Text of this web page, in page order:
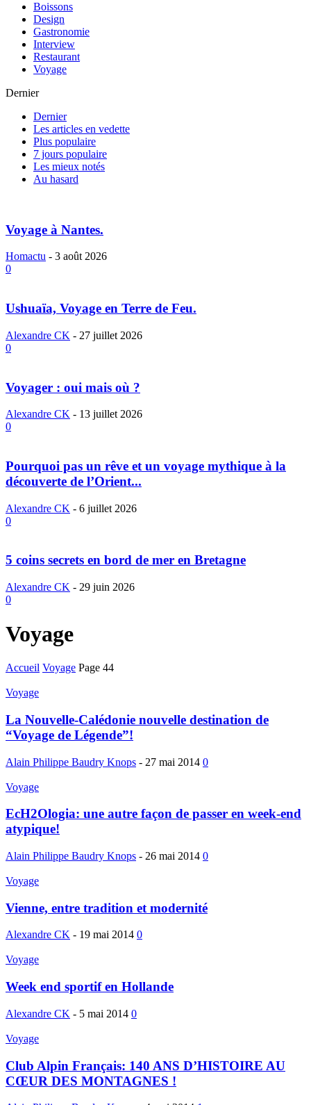
Boissons
Design
Gastronomie
Interview
Restaurant
Voyage
Dernier
Dernier
Les articles en vedette
Plus populaire
7 jours populaire
Les mieux notés
Au hasard
Voyage à Nantes.
Homactu - 3 août 2026
0
Ushuaïa, Voyage en Terre de Feu.
Alexandre CK - 27 juillet 2026
0
Voyager : oui mais où ?
Alexandre CK - 13 juillet 2026
0
Pourquoi pas un rêve et un voyage mythique à la
découverte de l’Orient...
Alexandre CK - 6 juillet 2026
0
5 coins secrets en bord de mer en Bretagne
Alexandre CK - 29 juin 2026
0
Voyage
Accueil Voyage Page 44
Voyage
La Nouvelle-Calédonie nouvelle destination de
“Voyage de Légende”!
Alain Philippe Baudry Knops - 27 mai 2014 0
Voyage
EcH2Ologia: une autre façon de passer en week-end
atypique!
Alain Philippe Baudry Knops - 26 mai 2014 0
Voyage
Vienne, entre tradition et modernité
Alexandre CK - 19 mai 2014 0
Voyage
Week end sportif en Hollande
Alexandre CK - 5 mai 2014 0
Voyage
Club Alpin Français: 140 ANS D’HISTOIRE AU
CŒUR DES MONTAGNES !